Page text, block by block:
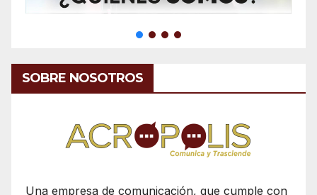
SOBRE NOSOTROS
Una empresa de comunicación, que cumple con